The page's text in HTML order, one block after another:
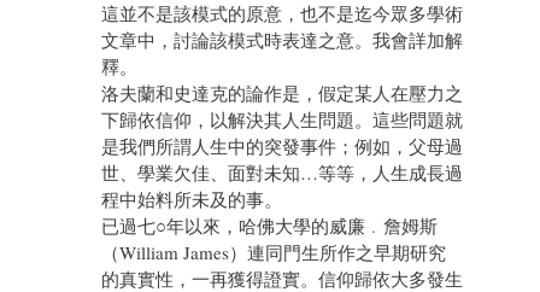
這並不是該模式的原意，也不是迄今眾多學術
文章中，討論該模式時表達之意。我會詳加解
釋。
洛夫蘭和史達克的論作是，假定某人在壓力之
下歸依信仰，以解決其人生問題。這些問題就
是我們所謂人生中的突發事件；例如，父母過
世、學業欠佳、面對未知…等等，人生成長過
程中始料所未及的事。
已過七○年以來，哈佛大學的威廉﹒詹姆斯
（William James）連同門生所作之早期研究
的真實性，一再獲得證實。信仰歸依大多發生